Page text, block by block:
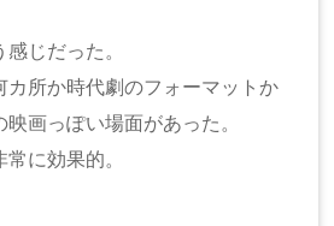
じだった。
カ所か時代劇のフォーマットか
画っぽい場面があった。
常に効果的。